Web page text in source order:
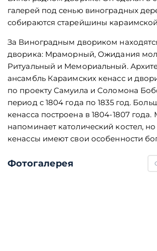
галерей под сенью виноградных
собираются старейшины
За Виноградным двориком
дворика: Мраморный, Ожидания
Ритуальный и Мемориальный.
ансамбль Караимских кенасс и
по проекту Самуила и Соломона
период с 1804 года по 1835 год.
кенасса построена в 1804-1807
напоминает католический костел,
кенассы имеют свои особенности
Фотогалерея